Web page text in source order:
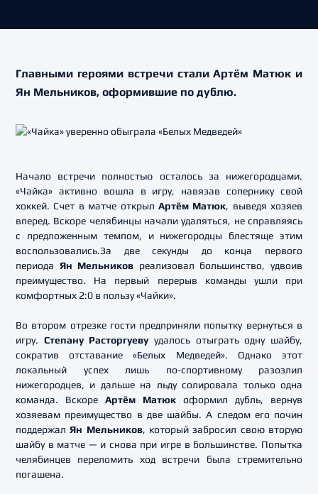
Главными героями встречи стали Артём Матюк и
Ян Мельников, оформившие по дублю.
Начало встречи полностью осталось за нижегородцами.
«Чайка» активно вошла в игру, навязав сопернику свой
хоккей. Счет в матче открыл Артём Матюк, выведя хозяев
вперед. Вскоре челябинцы начали удаляться, не справляясь
с предложенным темпом, и нижегородцы блестяще этим
воспользовались.За две секунды до конца первого
периода Ян Мельников реализовал большинство, удвоив
преимущество. На первый перерыв команды ушли при
комфортных 2:0 в пользу «Чайки».
Во втором отрезке гости предприняли попытку вернуться в
игру. Степану Расторгуевуудалось отыграть одну шайбу,
сократив отставание «Белых Медведей». Однако этот
локальный успех лишь по-спортивному разозлил
нижегородцев, и дальше на льду солировала только одна
команда. Вскоре Артём Матюк оформил дубль, вернув
хозяевам преимущество в две шайбы. А следом его почин
поддержалЯн Мельников, который забросил свою вторую
шайбу в матче — и снова при игре в большинстве. Попытка
челябинцев переломить ход встречи была стремительно
погашена.